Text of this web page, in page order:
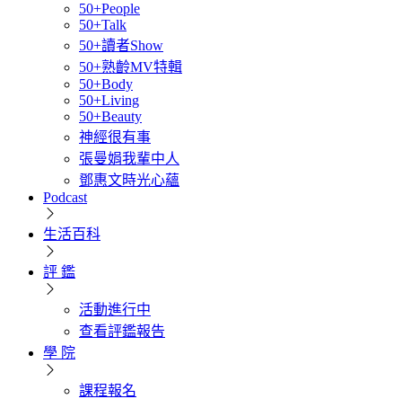
50+People
50+Talk
50+讀者Show
50+熟齡MV特輯
50+Body
50+Living
50+Beauty
神經很有事
張曼娟我輩中人
鄧惠文時光心蘊
Podcast
生活百科
評 鑑
活動進行中
查看評鑑報告
學 院
課程報名